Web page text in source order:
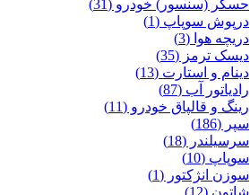
حسگر (سنسور) خودرو (31)
درپوش سوپاپ (1)
دریچه هوا (3)
دیسک ترمز (35)
دینام و استارت (13)
رادیاتور آب (87)
رینگ و قالپاق خودرو (11)
سپر (186)
سرسیلندر (18)
سوپاپ (10)
سوزن انژکتور (1)
شاتون (12)